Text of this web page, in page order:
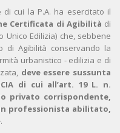
di cui la P.A. ha esercitato il
Certificata di Agibilità di
Unico Edilizia) che, sebbene
di Agibilità conservando la
urbanistico - edilizia e di
deve essere sussunta
di cui all’art. 19 L. n.
privato corrispondente,
professionista abilitato,
.